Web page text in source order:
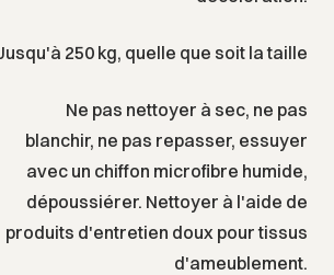
250 kg, quelle que soit la taille
Ne pas nettoyer à sec, ne pas
blanchir, ne pas repasser, essuyer
avec un chiffon microfibre humide,
dépoussiérer. Nettoyer à l'aide de
produits d'entretien doux pour tissus
d'ameublement.